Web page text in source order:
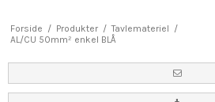
Forside / Produkter / Tavlemateriel /
AL/CU 50mm² enkel BLÅ